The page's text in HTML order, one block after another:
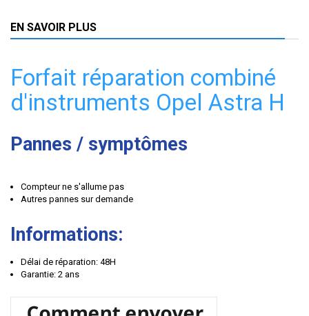
EN SAVOIR PLUS
Forfait réparation combiné
d'instruments Opel Astra H
Pannes / symptômes
Compteur ne s'allume pas
Autres pannes sur demande
Informations:
Délai de réparation: 48H
Garantie: 2 ans